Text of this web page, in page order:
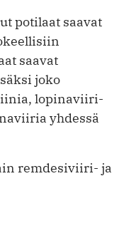
potilaat saavat
saavat
joko
lopinaviiri-
yhdessä
remdesiviiri- ja